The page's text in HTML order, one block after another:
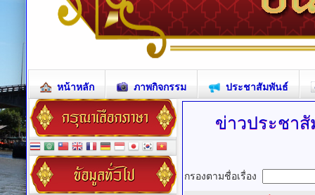
หน้าหลัก ภาพกิจกรรม ประชาสัมพันธ์
ข่าวประชา
กรองตามชื่อเรื่อง